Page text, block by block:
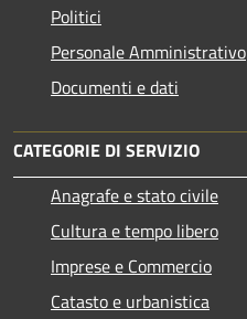
Politici
Personale Amministrativo
Documenti e dati
CATEGORIE DI SERVIZIO
Anagrafe e stato civile
Cultura e tempo libero
Imprese e Commercio
Catasto e urbanistica